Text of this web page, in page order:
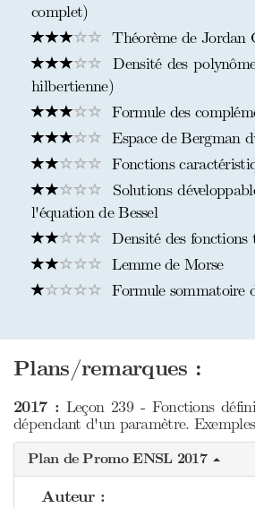
complet)
Théorème de Jordan
Densité des
hilbertienne)
Formule des
Espace de Bergman
Fonctions
Solutions
l'équation de Bessel
Densité des fonctions
Lemme de Morse
Formule sommatoire
Plans/remarques :
2017 : Leçon 239 - Fonctions
dépendant d'un paramètre.
Plan de Promo ENSL 2017
Auteur :